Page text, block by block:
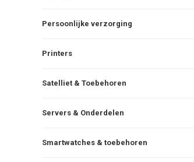
Persoonlijke verzorging
Printers
Satelliet & Toebehoren
Servers & Onderdelen
Smartwatches & toebehoren